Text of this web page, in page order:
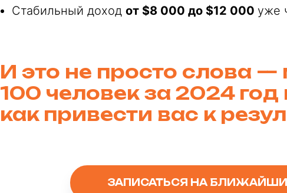
Стабильный доход от $8 000 до $12 000 уже
И это не просто слова
100 человек за 2024 год
как привести вас к
ЗАПИСАТЬСЯ НА